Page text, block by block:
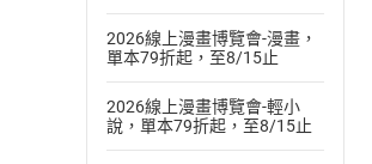
2026線上漫畫博覽會-漫畫，
單本79折起，至8/15止
2026線上漫畫博覽會-輕小
說，單本79折起，至8/15止